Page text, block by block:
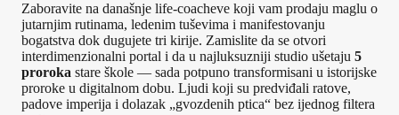
Zaboravite na današnje life‑coacheve koji vam prodaju maglu o
jutarnjim rutinama, ledenim tuševima i manifestovanju
bogatstva dok dugujete tri kirije. Zamislite da se otvori
interdimenzionalni portal i da u najluksuzniji studio ušetaju 5
proroka stare škole — sada potpuno transformisani u istorijske
proroke u digitalnom dobu. Ljudi koji su predviđali ratove,
padove imperija i dolazak „gvozdenih ptica“ bez ijednog filtera